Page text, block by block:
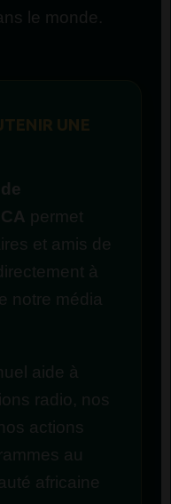
le monde.
UNE
permet
et amis de
à
notre média
aide à
radio, nos
actions
au
africaine